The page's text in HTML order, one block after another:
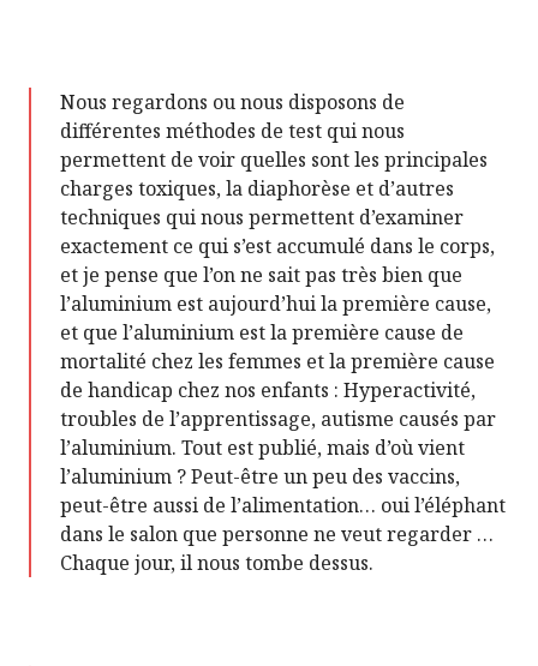
Nous regardons ou nous disposons de
différentes méthodes de test qui nous
permettent de voir quelles sont les principales
charges toxiques, la diaphorèse et d’autres
techniques qui nous permettent d’examiner
exactement ce qui s’est accumulé dans le corps,
et je pense que l’on ne sait pas très bien que
l’aluminium est aujourd’hui la première cause,
et que l’aluminium est la première cause de
mortalité chez les femmes et la première cause
de handicap chez nos enfants : Hyperactivité,
troubles de l’apprentissage, autisme causés par
l’aluminium. Tout est publié, mais d’où vient
l’aluminium ? Peut-être un peu des vaccins,
peut-être aussi de l’alimentation… oui l’éléphant
dans le salon que personne ne veut regarder …
Chaque jour, il nous tombe dessus.